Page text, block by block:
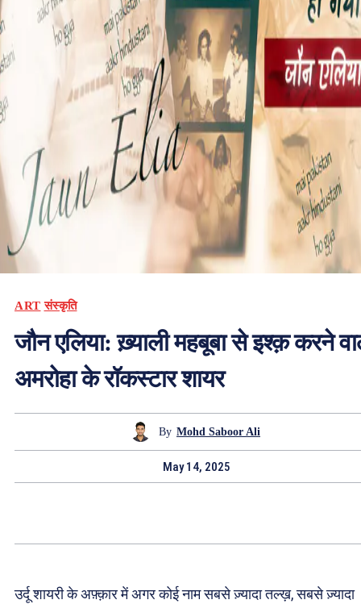
ART संस्कृति
जौन एलिया: ख़्याली महबूबा से इश्क़ करने
अमरोहा के रॉकस्टार शायर
By Mohd Saboor Ali
May 14, 2025
उर्दू शायरी के अफ़्क़ार में अगर कोई नाम सबसे ज़्यादा तल्ख़, सबसे ज़्यादा